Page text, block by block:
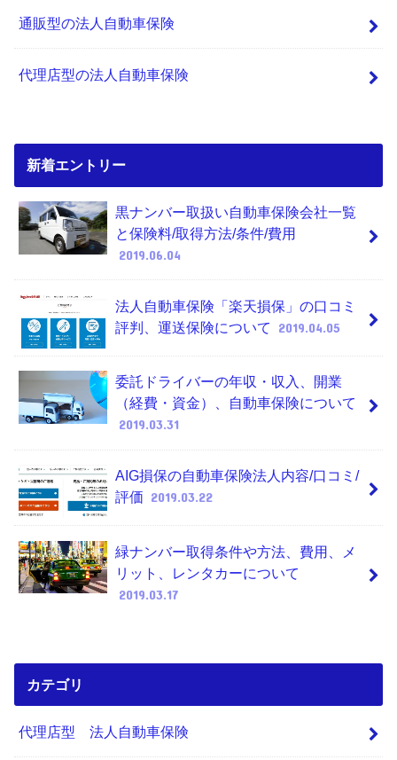
通販型の法人自動車保険
代理店型の法人自動車保険
新着エントリー
黒ナンバー取扱い自動車保険会社一覧
と保険料/取得方法/条件/費用
2019.06.04
法人自動車保険「楽天損保」の口コミ
評判、運送保険について
2019.04.05
委託ドライバーの年収・収入、開業
（経費・資金）、自動車保険について
2019.03.31
AIG損保の自動車保険法人内容/口コミ/
評価 2019.03.22
緑ナンバー取得条件や方法、費用、メ
リット、レンタカーについて
2019.03.17
カテゴリ
代理店型 法人自動車保険